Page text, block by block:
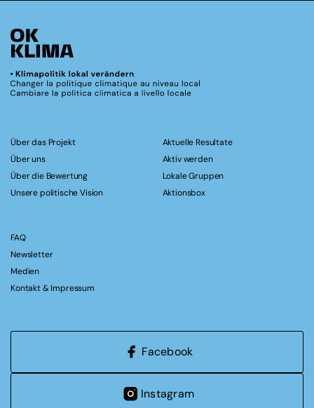
Über das Projekt
Über uns
Über die Bewertung
Unsere politische Vision
Aktuelle Resultate
Aktiv werden
Lokale Gruppen
Aktionsbox
FAQ
Newsletter
Medien
Kontakt & Impressum
Facebook
Instagram